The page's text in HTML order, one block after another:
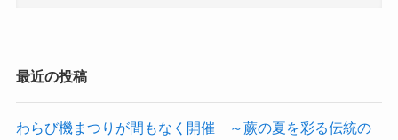
最近の投稿
わらび機まつりが間もなく開催 ～蕨の夏を彩る伝統の